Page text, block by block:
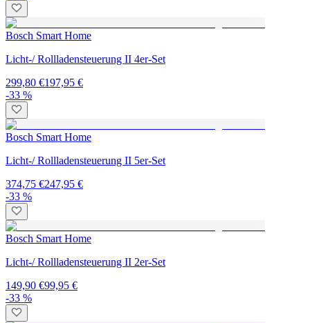
Bosch Smart Home
Licht-/ Rollladensteuerung II 4er-Set
299,80 €197,95 €
-33 %
Bosch Smart Home
Licht-/ Rollladensteuerung II 5er-Set
374,75 €247,95 €
-33 %
Bosch Smart Home
Licht-/ Rollladensteuerung II 2er-Set
149,90 €99,95 €
-33 %